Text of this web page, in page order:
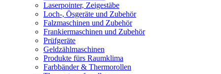
Laserpointer, Zeigestäbe
Loch-, Ösgeräte und Zubehör
Falzmaschinen und Zubehör
Frankiermaschinen und Zubehör
Prüfgeräte
Geldzählmaschinen
Produkte fürs Raumklima
Farbbänder & Thermorollen